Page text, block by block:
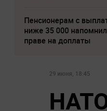
Пенсионерам с
ниже 35 000
праве на доплаты
29 июня, 18:45